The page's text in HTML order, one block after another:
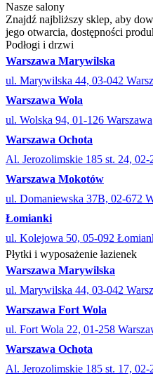
Nasze salony
Znajdź najbliższy sklep, aby
jego otwarcia, dostępności
Podłogi i drzwi
Warszawa Marywilska
ul. Marywilska 44, 03-042
Warszawa Wola
ul. Wolska 94, 01-126 Warszawa
Warszawa Ochota
Al. Jerozolimskie 185 st. 24, 02-
Warszawa Mokotów
ul. Domaniewska 37B, 02-672
Łomianki
ul. Kolejowa 50, 05-092
Płytki i wyposażenie łazienek
Warszawa Marywilska
ul. Marywilska 44, 03-042
Warszawa Fort Wola
ul. Fort Wola 22, 01-258
Warszawa Ochota
Al. Jerozolimskie 185 st. 17, 02-